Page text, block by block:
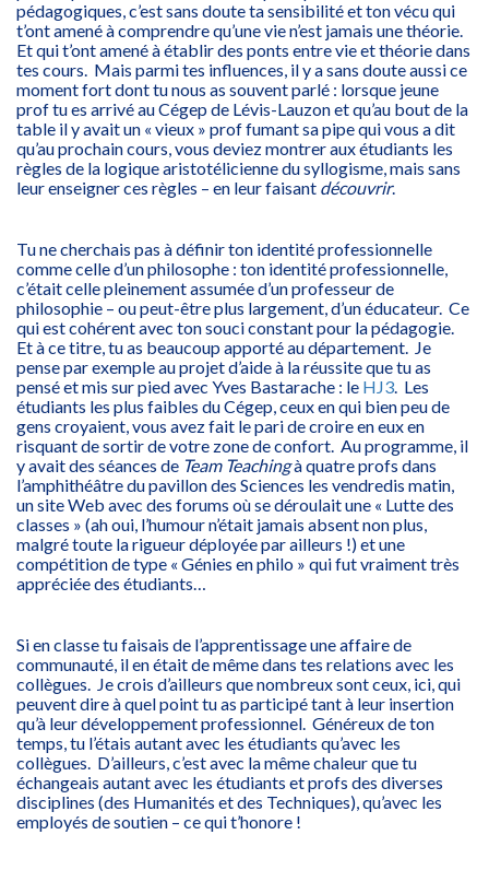
pédagogiques, c’est sans doute ta sensibilité et ton vécu qui
t’ont amené à comprendre qu’une vie n’est jamais une théorie.
Et qui t’ont amené à établir des ponts entre vie et théorie dans
tes cours. Mais parmi tes influences, il y a sans doute aussi ce
moment fort dont tu nous as souvent parlé : lorsque jeune
prof tu es arrivé au Cégep de Lévis-Lauzon et qu’au bout de la
table il y avait un « vieux » prof fumant sa pipe qui vous a dit
qu’au prochain cours, vous deviez montrer aux étudiants les
règles de la logique aristotélicienne du syllogisme, mais sans
leur enseigner ces règles – en leur faisant découvrir.
Tu ne cherchais pas à définir ton identité professionnelle
comme celle d’un philosophe : ton identité professionnelle,
c’était celle pleinement assumée d’un professeur de
philosophie – ou peut-être plus largement, d’un éducateur. Ce
qui est cohérent avec ton souci constant pour la pédagogie.
Et à ce titre, tu as beaucoup apporté au département. Je
pense par exemple au projet d’aide à la réussite que tu as
pensé et mis sur pied avec Yves Bastarache : le HJ3. Les
étudiants les plus faibles du Cégep, ceux en qui bien peu de
gens croyaient, vous avez fait le pari de croire en eux en
risquant de sortir de votre zone de confort. Au programme, il
y avait des séances de Team Teachingà quatre profs dans
l’amphithéâtre du pavillon des Sciences les vendredis matin,
un site Web avec des forums où se déroulait une « Lutte des
classes » (ah oui, l’humour n’était jamais absent non plus,
malgré toute la rigueur déployée par ailleurs !) et une
compétition de type « Génies en philo » qui fut vraiment très
appréciée des étudiants…
Si en classe tu faisais de l’apprentissage une affaire de
communauté, il en était de même dans tes relations avec les
collègues. Je crois d’ailleurs que nombreux sont ceux, ici, qui
peuvent dire à quel point tu as participé tant à leur insertion
qu’à leur développement professionnel. Généreux de ton
temps, tu l’étais autant avec les étudiants qu’avec les
collègues. D’ailleurs, c’est avec la même chaleur que tu
échangeais autant avec les étudiants et profs des diverses
disciplines (des Humanités et des Techniques), qu’avec les
employés de soutien – ce qui t’honore !